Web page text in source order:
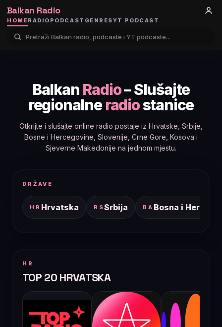
Balkan Radio
HOMERADIO PODCAST GENRESYT PODCAST
Balkan Radio– Slušajte
regionalneradiostanice
Otkrijte i slušajte online radio postaje iz Hrvatske, Srbije,
Bosne i Hercegovine, Slovenije, Crne Gore, Kosova i
Sjeverne Makedonije na jednom mjestu.
DRŽAVE
HR Hrvatska RSSrbija BA Bosna i
HR
TOP 20 HRVATSKA